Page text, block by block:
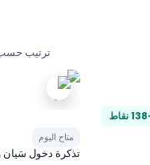
ترتيب حسب
متاح اليوم
تذكرة دخول سَيان واتر